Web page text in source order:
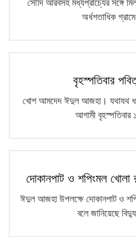
সৌদি আরবসহ মধ্যপ্রাচ্যের সঙ্গে
অর্ধশতাধিক
বৃহস্পতিবার
খোশ আমদেদ ঈদুল আজহা। যথাযথ
আগামী বৃহস্পতিবার
দোকানপাট ও শপিংমল খোলা
ঈদুল আজহা উপলক্ষে দোকানপাট ও
বলে জানিয়েছে